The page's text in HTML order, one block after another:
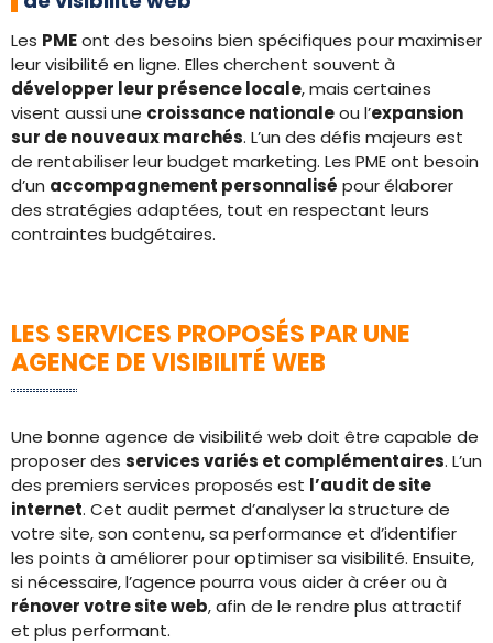
Les PMEont des besoins bien spécifiques pour maximiser
leur visibilité en ligne. Elles cherchent souvent à
développer leur présence locale, mais certaines
visent aussi une croissance nationaleou l’expansion
sur de nouveaux marchés. L’un des défis majeurs est
de rentabiliser leur budget marketing. Les PME ont besoin
d’un accompagnement personnalisé pour élaborer
des stratégies adaptées, tout en respectant leurs
contraintes budgétaires.
LES SERVICES PROPOSÉS PAR UNE
AGENCE DE VISIBILITÉ WEB
Une bonne agence de visibilité web doit être capable de
proposer des services variés et complémentaires. L’un
des premiers services proposés est l’audit de site
internet. Cet audit permet d’analyser la structure de
votre site, son contenu, sa performance et d’identifier
les points à améliorer pour optimiser sa visibilité. Ensuite,
si nécessaire, l’agence pourra vous aider à créer ou à
rénover votre site web, afin de le rendre plus attractif
et plus performant.